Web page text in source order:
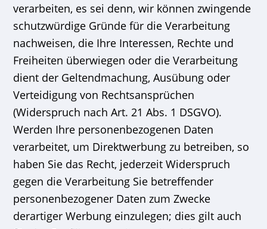
verarbeiten, es sei denn, wir können zwingende
schutzwürdige Gründe für die Verarbeitung
nachweisen, die Ihre Interessen, Rechte und
Freiheiten überwiegen oder die Verarbeitung
dient der Geltendmachung, Ausübung oder
Verteidigung von Rechtsansprüchen
(Widerspruch nach Art. 21 Abs. 1 DSGVO).
Werden Ihre personenbezogenen Daten
verarbeitet, um Direktwerbung zu betreiben, so
haben Sie das Recht, jederzeit Widerspruch
gegen die Verarbeitung Sie betreffender
personenbezogener Daten zum Zwecke
derartiger Werbung einzulegen; dies gilt auch